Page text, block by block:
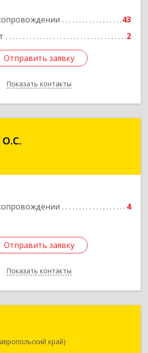
43
2
Отправить заявку
Показать контакты
Отправить заявку
Назад
4
Отправить заявку
Показать контакты
ул.Революцеонная,
Отправить заявку
Назад
край)
край, Шпаковский р-